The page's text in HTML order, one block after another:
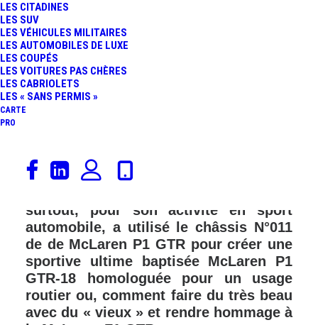
LES CITADINES
LES SUV
LES VÉHICULES MILITAIRES
LES AUTOMOBILES DE LUXE
LES COUPÉS
LES VOITURES PAS CHÈRES
LES CABRIOLETS
LES « SANS PERMIS »
CARTE
PRO
Lanzante, la structure d’outre-Manche
connue pour être spécialisée dans la
surtout, pour son activité en sport
automobile, a utilisé le châssis N°011
de de McLaren P1 GTR pour créer une
sportive ultime baptisée McLaren P1
GTR-18 homologuée pour un usage
routier ou, comment faire du très beau
avec du « vieux » et rendre hommage à